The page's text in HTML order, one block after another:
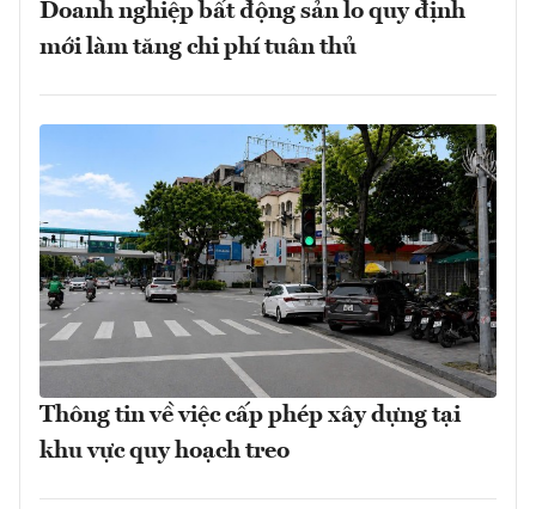
Doanh nghiệp bất động sản lo quy định
mới làm tăng chi phí tuân thủ
Thông tin về việc cấp phép xây dựng tại
khu vực quy hoạch treo